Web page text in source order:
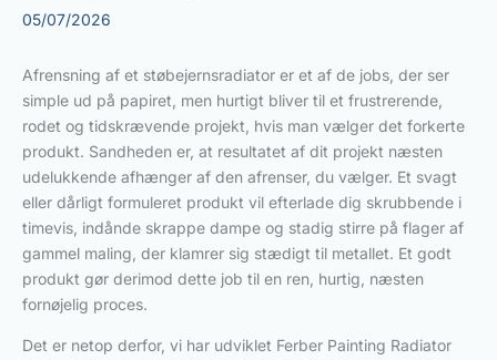
05/07/2026
Afrensning af et støbejernsradiator er et af de jobs, der ser
simple ud på papiret, men hurtigt bliver til et frustrerende,
rodet og tidskrævende projekt, hvis man vælger det forkerte
produkt. Sandheden er, at resultatet af dit projekt næsten
udelukkende afhænger af den afrenser, du vælger. Et svagt
eller dårligt formuleret produkt vil efterlade dig skrubbende i
timevis, indånde skrappe dampe og stadig stirre på flager af
gammel maling, der klamrer sig stædigt til metallet. Et godt
produkt gør derimod dette job til en ren, hurtig, næsten
fornøjelig proces.
Det er netop derfor, vi har udviklet Ferber Painting Radiator